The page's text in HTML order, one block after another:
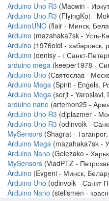
Arduino Uno R3 (Macwin -
Arduino Uno R3 (FlyingKot -
ArduinoUNO (flair - Минск,
Arduino (mazahaka7sk - Усть-
Arduino (1976oldi - хабаровск,
Arduino (denisy - г Санкт-
arduino mega (keeper1978 -
Arduino Uno (Святослав -
Arduino Mega (Spirit - Engels,
Arduino Mega (serjt - Yaroslavl,
arduino nano (artemon25 -
Arduino Uno R3 (djplazmer -
Arduino Uno R3 (odinvolk -
MySensors (Shagrat -
Arduino Mega (mazahaka7sk -
Arduino Nano (Gelezako -
MySensors (VladPTZ -
Arduino (Evgeni - Минск,
Arduino Uno (odinvolk - Санкт-
Arduino Nano (stellsmen -